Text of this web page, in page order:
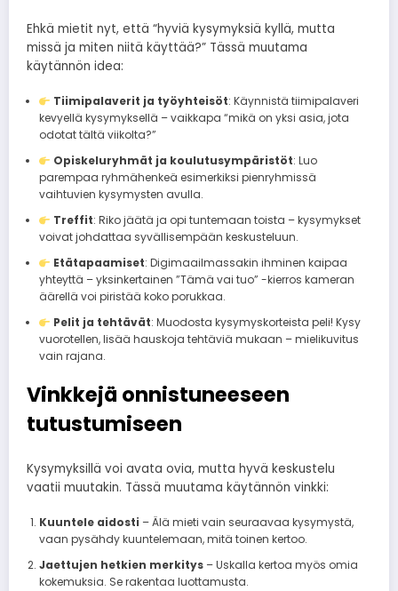
Ehkä mietit nyt, että “hyviä kysymyksiä kyllä, mutta
missä ja miten niitä käyttää?” Tässä muutama
käytännön idea:
Tiimipalaverit ja työyhteisöt: Käynnistä tiimipalaveri
kevyellä kysymyksellä – vaikkapa “mikä on yksi asia, jota
odotat tältä viikolta?”
Opiskeluryhmät ja koulutusympäristöt: Luo
parempaa ryhmähenkeä esimerkiksi pienryhmissä
vaihtuvien kysymysten avulla.
Treffit: Riko jäätä ja opi tuntemaan toista – kysymykset
voivat johdattaa syvällisempään keskusteluun.
Etätapaamiset: Digimaailmassakin ihminen kaipaa
yhteyttä – yksinkertainen ”Tämä vai tuo” -kierros kameran
äärellä voi piristää koko porukkaa.
Pelit ja tehtävät: Muodosta kysymyskorteista peli! Kysy
vuorotellen, lisää hauskoja tehtäviä mukaan – mielikuvitus
vain rajana.
Vinkkejä onnistuneeseen
tutustumiseen
Kysymyksillä voi avata ovia, mutta hyvä keskustelu
vaatii muutakin. Tässä muutama käytännön vinkki:
Kuuntele aidosti – Älä mieti vain seuraavaa kysymystä,
vaan pysähdy kuuntelemaan, mitä toinen kertoo.
Jaettujen hetkien merkitys– Uskalla kertoa myös omia
kokemuksia. Se rakentaa luottamusta.